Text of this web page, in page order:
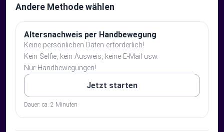
Andere Methode wählen
Altersnachweis per Handbewegung
Keine persönlichen Daten erforderlich!
Kein Selfie, kein Ausweis, keine E-Mail usw.
Nur Handbewegungen!
Jetzt starten
Dauer: ca. 2 Minuten